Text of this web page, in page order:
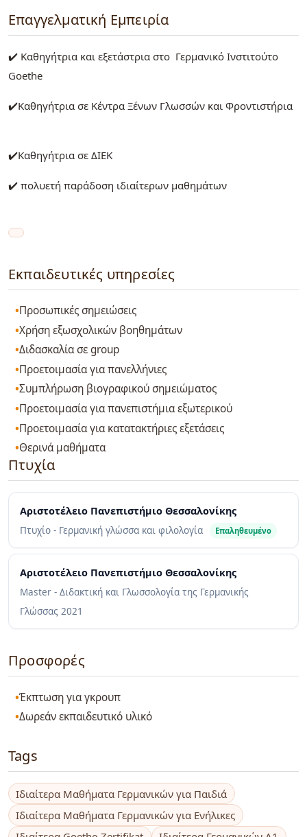
Επαγγελματική Εμπειρία
✔️ Καθηγήτρια και εξετάστρια στο Γερμανικό Ινστιτούτο
Goethe
✔️Καθηγήτρια σε Κέντρα Ξένων Γλωσσών και Φροντιστήρια
✔️Καθηγήτρια σε ΔΙΕΚ
✔️ πολυετή παράδοση ιδιαίτερων μαθημάτων
Εκπαιδευτικές υπηρεσίες
Προσωπικές σημειώσεις
Χρήση εξωσχολικών βοηθημάτων
Διδασκαλία σε group
Προετοιμασία για πανελλήνιες
Συμπλήρωση βιογραφικού σημειώματος
Προετοιμασία για πανεπιστήμια εξωτερικού
Προετοιμασία για κατατακτήριες εξετάσεις
Θερινά μαθήματα
Πτυχία
Αριστοτέλειο Πανεπιστήμιο Θεσσαλονίκης
Πτυχίο - Γερμανική γλώσσα και φιλολογία
Επαληθευμένο
Αριστοτέλειο Πανεπιστήμιο Θεσσαλονίκης
Master - Διδακτική και Γλωσσολογία της Γερμανικής
Γλώσσας 2021
Προσφορές
Έκπτωση για γκρουπ
Δωρεάν εκπαιδευτικό υλικό
Tags
Ιδιαίτερα Μαθήματα Γερμανικών για Παιδιά
Ιδιαίτερα Μαθήματα Γερμανικών για Ενήλικες